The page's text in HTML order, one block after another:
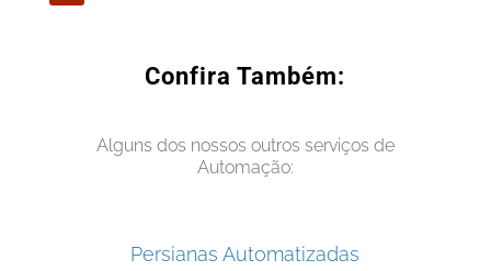
Confira Também:
Alguns dos nossos outros serviços de
Automação:
Persianas Automatizadas